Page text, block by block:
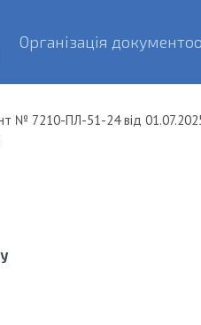
Організація
№ 7210-ПЛ-51-24від